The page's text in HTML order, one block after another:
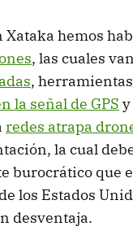
hemos
, las cuales
,
la señal de GPS
redes atrapa
la cual
burocrático que
los Estados
desventaja.